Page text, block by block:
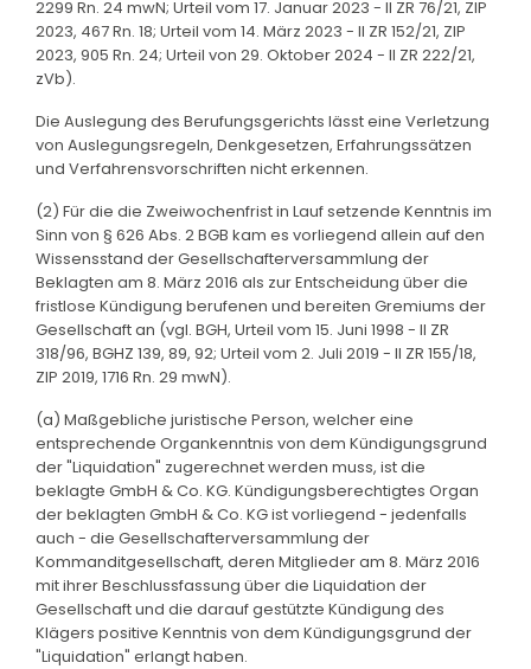
2299 Rn. 24 mwN; Urteil vom 17. Januar 2023 - II ZR 76/21, ZIP
2023, 467 Rn. 18; Urteil vom 14. März 2023 - II ZR 152/21, ZIP
2023, 905 Rn. 24; Urteil von 29. Oktober 2024 - II ZR 222/21,
zVb).
Die Auslegung des Berufungsgerichts lässt eine Verletzung
von Auslegungsregeln, Denkgesetzen, Erfahrungssätzen
und Verfahrensvorschriften nicht erkennen.
(2) Für die die Zweiwochenfrist in Lauf setzende Kenntnis im
Sinn von § 626 Abs. 2 BGB kam es vorliegend allein auf den
Wissensstand der Gesellschafterversammlung der
Beklagten am 8. März 2016 als zur Entscheidung über die
fristlose Kündigung berufenen und bereiten Gremiums der
Gesellschaft an (vgl. BGH, Urteil vom 15. Juni 1998 - II ZR
318/96, BGHZ 139, 89, 92; Urteil vom 2. Juli 2019 - II ZR 155/18,
ZIP 2019, 1716 Rn. 29 mwN).
(a) Maßgebliche juristische Person, welcher eine
entsprechende Organkenntnis von dem Kündigungsgrund
der "Liquidation" zugerechnet werden muss, ist die
beklagte GmbH & Co. KG. Kündigungsberechtigtes Organ
der beklagten GmbH & Co. KG ist vorliegend - jedenfalls
auch - die Gesellschafterversammlung der
Kommanditgesellschaft, deren Mitglieder am 8. März 2016
mit ihrer Beschlussfassung über die Liquidation der
Gesellschaft und die darauf gestützte Kündigung des
Klägers positive Kenntnis von dem Kündigungsgrund der
"Liquidation" erlangt haben.